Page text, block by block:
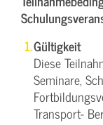
Gültigkeit
Diese
Seminare,
Transport-